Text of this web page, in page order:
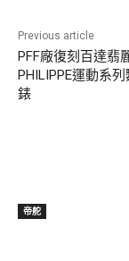
Previous article
PFF廠復刻百達翡
PHILIPPE運動系
錶
帝舵